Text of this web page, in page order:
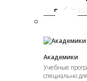
Академики
Учебные
специально